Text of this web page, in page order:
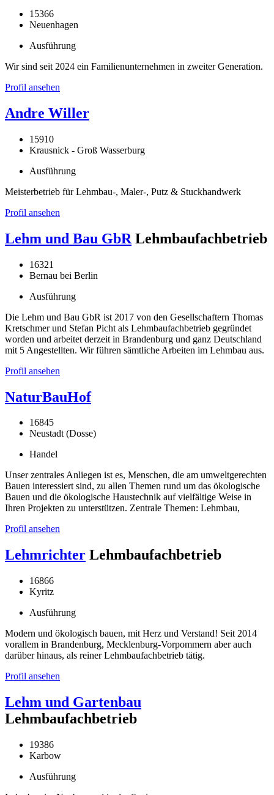
15366
Neuenhagen
Ausführung
Wir sind seit 2024 ein Familienunternehmen in zweiter Generation.
Profil ansehen
Andre Willer
15910
Krausnick - Groß Wasserburg
Ausführung
Meisterbetrieb für Lehmbau-, Maler-, Putz & Stuckhandwerk
Profil ansehen
Lehm und Bau GbR Lehmbaufachbetrieb
16321
Bernau bei Berlin
Ausführung
Die Lehm und Bau GbR ist 2017 von den Gesellschaftern Thomas
Kretschmer und Stefan Picht als Lehmbaufachbetrieb gegründet
worden und arbeitet derzeit in Brandenburg und ganz Deutschland
mit 5 Angestellten. Wir führen sämtliche Arbeiten im Lehmbau aus.
Profil ansehen
NaturBauHof
16845
Neustadt (Dosse)
Handel
Unser zentrales Anliegen ist es, Menschen, die am umweltgerechten
Bauen interessiert sind, zu allen Themen rund um das ökologische
Bauen und die ökologische Haustechnik auf vielfältige Weise in
Ihren Projekten zu unterstützen. Zentrale Themen: Lehmbau,
Profil ansehen
Lehmrichter Lehmbaufachbetrieb
16866
Kyritz
Ausführung
Modern und ökologisch bauen, mit Herz und Verstand! Seit 2014
vorallem in Brandenburg, Mecklenburg-Vorpommern aber auch
darüber hinaus, als reiner Lehmbaufachbetrieb tätig.
Profil ansehen
Lehm und Gartenbau
Lehmbaufachbetrieb
19386
Karbow
Ausführung